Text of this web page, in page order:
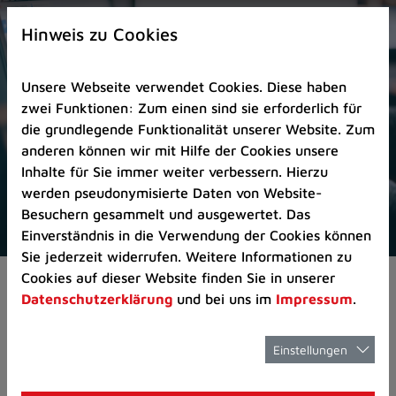
Zur
Startseite
Zum
Seitenanfang
springen
(Schnelltaste
A)
Zur
Navigation/Menü
springen
(Schnelltaste
M)
Zur
8)
Pressemeldungen Neue Bäume und
Neue Bäume und
Hinweis zu Cookies
Unsere Webseite verwendet Cookies. Diese haben
zwei Funktionen: Zum einen sind sie erforderlich für
die grundlegende Funktionalität unserer Website. Zum
anderen können wir mit Hilfe der Cookies unsere
Inhalte für Sie immer weiter verbessern. Hierzu
werden pseudonymisierte Daten von Website-
Besuchern gesammelt und ausgewertet. Das
Einverständnis in die Verwendung der Cookies können
Sie jederzeit widerrufen. Weitere Informationen zu
Cookies auf dieser Website finden Sie in unserer
Datenschutzerklärung und bei uns im Impressum.
Einstellungen